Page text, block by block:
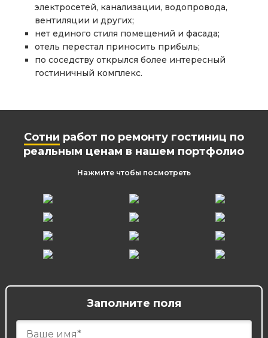
электросетей, канализации, водопровода,
вентиляции и других;
нет единого стиля помещений и фасада;
отель перестал приносить прибыль;
по соседству открылся более интересный
гостиничный комплекс.
Сотни работ по ремонту гостиниц по
реальным ценам в нашем портфолио
Нажмите чтобы посмотреть
Заполните поля